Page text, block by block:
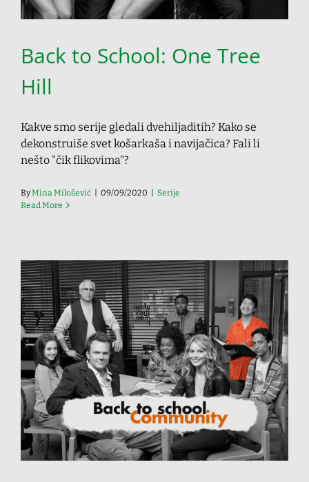
Back to School: One Tree
Hill
Kakve smo serije gledali dvehiljaditih? Kako se
dekonstruiše svet košarkaša i navijačica? Fali li
nešto "čik flikovima"?
ByMina Milošević 09/09/2020
Serije
Read More